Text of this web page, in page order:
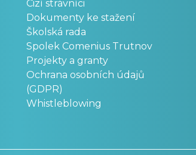
Cizí strávníci
Dokumenty ke stažení
Školská rada
Spolek Comenius Trutnov
Projekty a granty
Ochrana osobních údajů
(GDPR)
Whistleblowing